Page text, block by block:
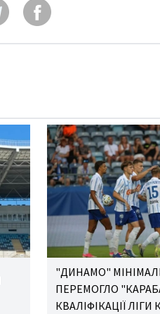
"ДИНАМО"
ПЕРЕМОГЛО
КВАЛІФІКАЦІЇ